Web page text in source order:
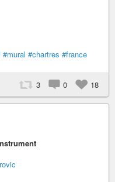
#mural #chartres #france
3 0 18